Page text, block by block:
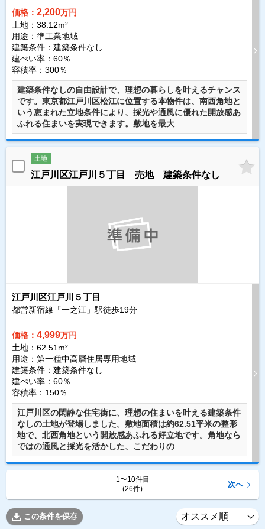
価格： 2,200万円
土地：38.12m²
用途：準工業地域
建築条件： 建築条件なし
建ぺい率：60％
容積率：300％
建築条件なしの自由設計で、理想の暮らしを叶えるチャンス
です。東京都江戸川区松江に位置する本物件は、南西角地と
いう恵まれた立地条件により、採光や通風に優れた開放感あ
ふれる住まいを実現できます。敷地を最大
土地
江戸川区江戸川５丁目 売地 建築条件なし
江戸川区江戸川５丁目
都営新宿線「一之江」駅徒歩19分
価格： 4,999万円
土地：62.51m²
用途：第一種中高層住居専用地域
建築条件： 建築条件なし
建ぺい率：60％
容積率：150％
江戸川区の閑静な住宅街に、理想の住まいを叶える建築条件
なしの土地が登場しました。敷地面積は約62.51平米の整形
地で、北西角地という開放感あふれる好立地です。角地なら
ではの通風と採光を活かした、こだわりの
1〜10件目
(26件)
次へ
この条件を保存